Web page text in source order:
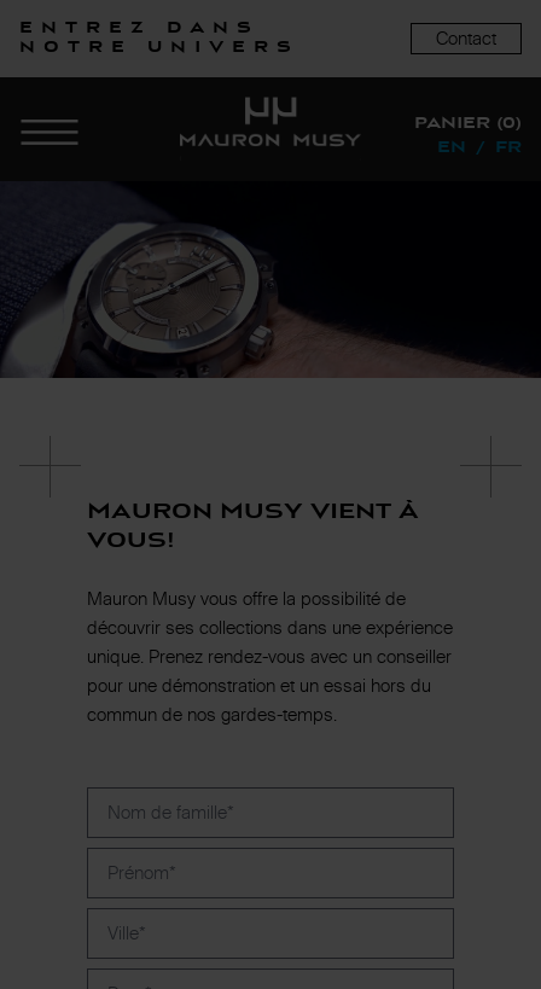
Entrez dans
notre univers
Contact
PANIER (0)
EN
/ FR
Mauron Musy vient à
vous!
Mauron Musy vous offre la possibilité de
découvrir ses collections dans une expérience
unique. Prenez rendez-vous avec un conseiller
pour une démonstration et un essai hors du
commun de nos gardes-temps.